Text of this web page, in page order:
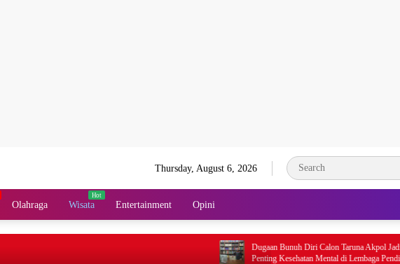
Thursday, August 6, 2026
Olahraga Wisata Entertainment Opini
Dugaan Bunuh Diri Calon Taruna Akpol Jadi Alarm
Penting Kesehatan Mental di Lembaga Pendidikan